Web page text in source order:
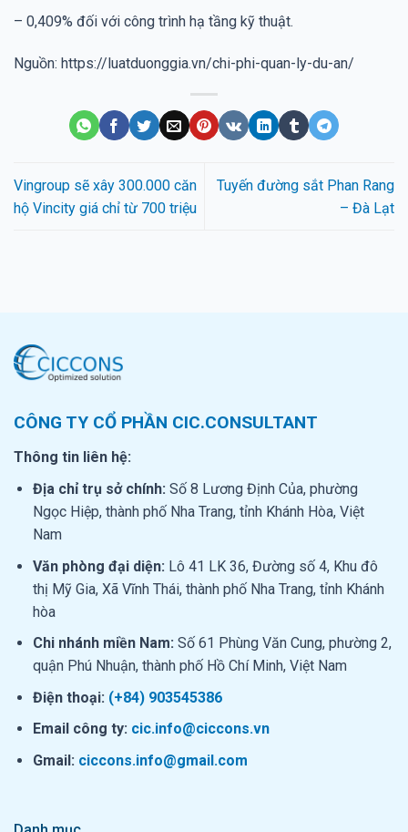
– 0,409% đối với công trình hạ tầng kỹ thuật.
Nguồn: https://luatduonggia.vn/chi-phi-quan-ly-du-an/
Vingroup sẽ xây 300.000 căn
hộ Vincity giá chỉ từ 700 triệu
Tuyến đường sắt Phan Rang
– Đà Lạt
CÔNG TY CỔ PHẦN CIC.CONSULTANT
Thông tin liên hệ:
Địa chỉ trụ sở chính: Số 8 Lương Định Của, phường
Ngọc Hiệp, thành phố Nha Trang, tỉnh Khánh Hòa, Việt
Nam
Văn phòng đại diện: Lô 41 LK 36, Đường số 4, Khu đô
thị Mỹ Gia, Xã Vĩnh Thái, thành phố Nha Trang, tỉnh Khánh
hòa
Chi nhánh miền Nam: Số 61 Phùng Văn Cung, phường 2,
quận Phú Nhuận, thành phố Hồ Chí Minh, Việt Nam
Điện thoại: (+84) 903545386
Email công ty: cic.info@ciccons.vn
Gmail: ciccons.info@gmail.com